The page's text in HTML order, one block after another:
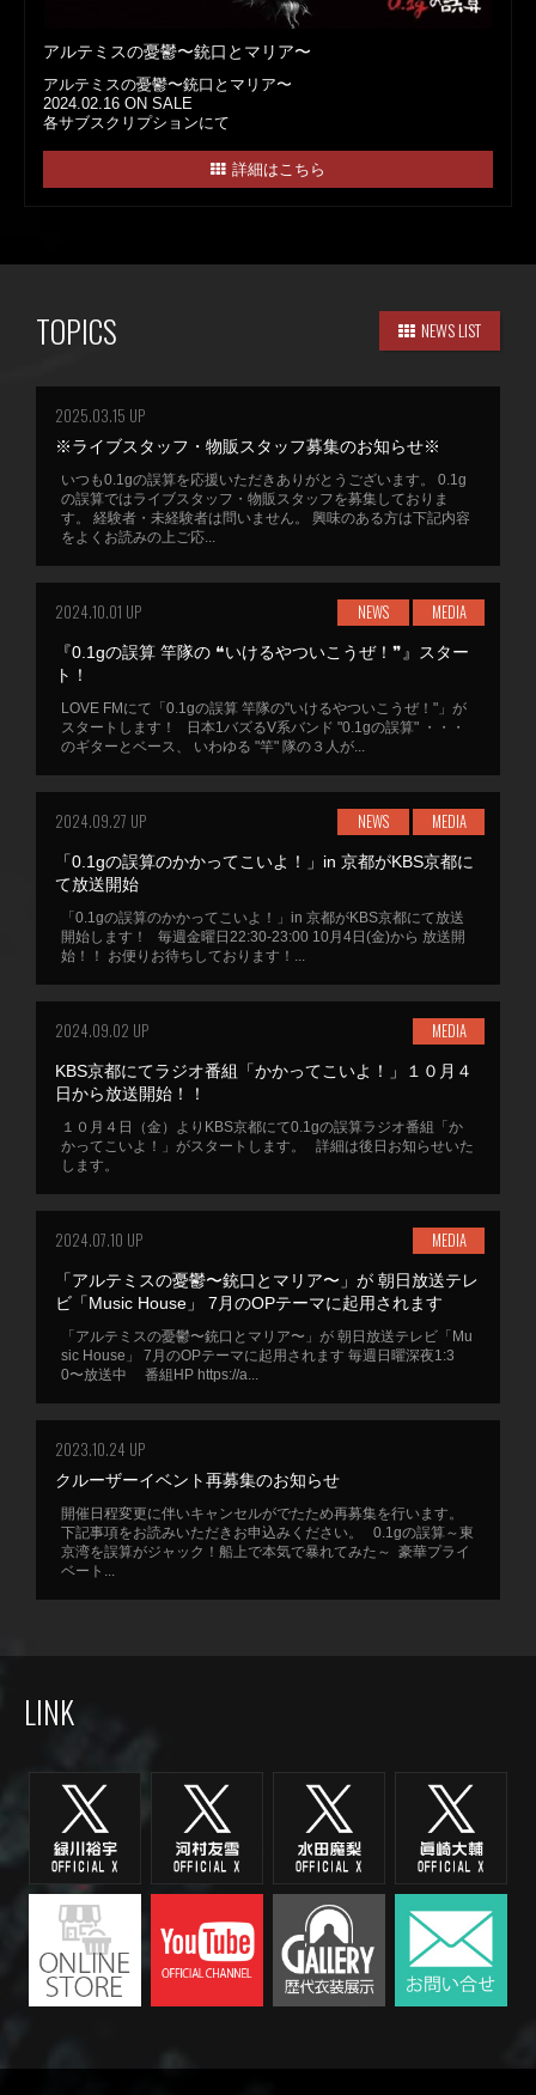
アルテミスの憂鬱〜銃口とマリア〜
アルテミスの憂鬱〜銃口とマリア〜
2024.02.16 ON SALE
各サブスクリプションにて
詳細はこちら
TOPICS NEWS LIST
2025.03.15 UP
※ライブスタッフ・物販スタッフ募集のお知らせ※
いつも0.1gの誤算を応援いただきありがとうございます。 0.1g
の誤算ではライブスタッフ・物販スタッフを募集しておりま
す。 経験者・未経験者は問いません。 興味のある方は下記内容
をよくお読みの上ご応...
2024.10.01 UP NEWS MEDIA
『0.1gの誤算 竿隊の ❝いけるやついこうぜ！❞』スター
ト！
LOVE FMにて「0.1gの誤算 竿隊の"いけるやついこうぜ！"」が
スタートします！ 日本1バズるV系バンド "0.1gの誤算" ・・・
のギターとベース、 いわゆる "竿" 隊の３人が...
2024.09.27 UP NEWS MEDIA
「0.1gの誤算のかかってこいよ！」in 京都がKBS京都に
て放送開始
「0.1gの誤算のかかってこいよ！」in 京都がKBS京都にて放送
開始します！ 毎週金曜日22:30-23:00 10月4日(金)から 放送開
始！！ お便りお待ちしております！...
2024.09.02 UP MEDIA
KBS京都にてラジオ番組「かかってこいよ！」１０月４
日から放送開始！！
１０月４日（金）よりKBS京都にて0.1gの誤算ラジオ番組「か
かってこいよ！」がスタートします。 詳細は後日お知らせいた
します。
2024.07.10 UP MEDIA
「アルテミスの憂鬱〜銃口とマリア〜」が 朝日放送テレ
ビ「Music House」 7月のOPテーマに起用されます
「アルテミスの憂鬱〜銃口とマリア〜」が 朝日放送テレビ「Mu
sic House」 7月のOPテーマに起用されます 毎週日曜深夜1:3
0〜放送中 番組HP https://a...
2023.10.24 UP
クルーザーイベント再募集のお知らせ
開催日程変更に伴いキャンセルがでたため再募集を行います。
下記事項をお読みいただきお申込みください。 0.1gの誤算～東
京湾を誤算がジャック！船上で本気で暴れてみた～ 豪華プライ
ベート...
LINK